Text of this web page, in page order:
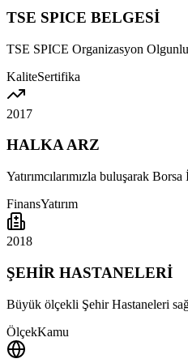
TSE SPICE BELGESİ
TSE SPICE Organizasyon
KaliteSertifika
2017
HALKA ARZ
Yatırımcılarımızla buluşarak
FinansYatırım
2018
ŞEHİR HASTANELERİ
Büyük ölçekli Şehir Hastaneleri
ÖlçekKamu